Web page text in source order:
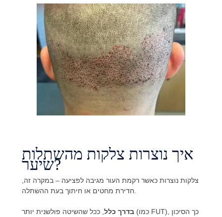
איך נוצרות צלקות מהשתלות
שיער?
צלקות נוצרות כאשר רקמת העור מגיבה לפציעה – במקרה זה,
בדרך כלל , ככל שהשיטה פולשנית יותר (כמו FUT), כך הסיכון